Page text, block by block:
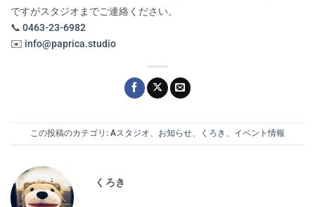
ですがスタジオまでご連絡ください。
📞 0463-23-6982
✉️ info@paprica.studio
この投稿のカテゴリ: Aスタジオ、 お知らせ、 くろき 、 イベント情報
くろき